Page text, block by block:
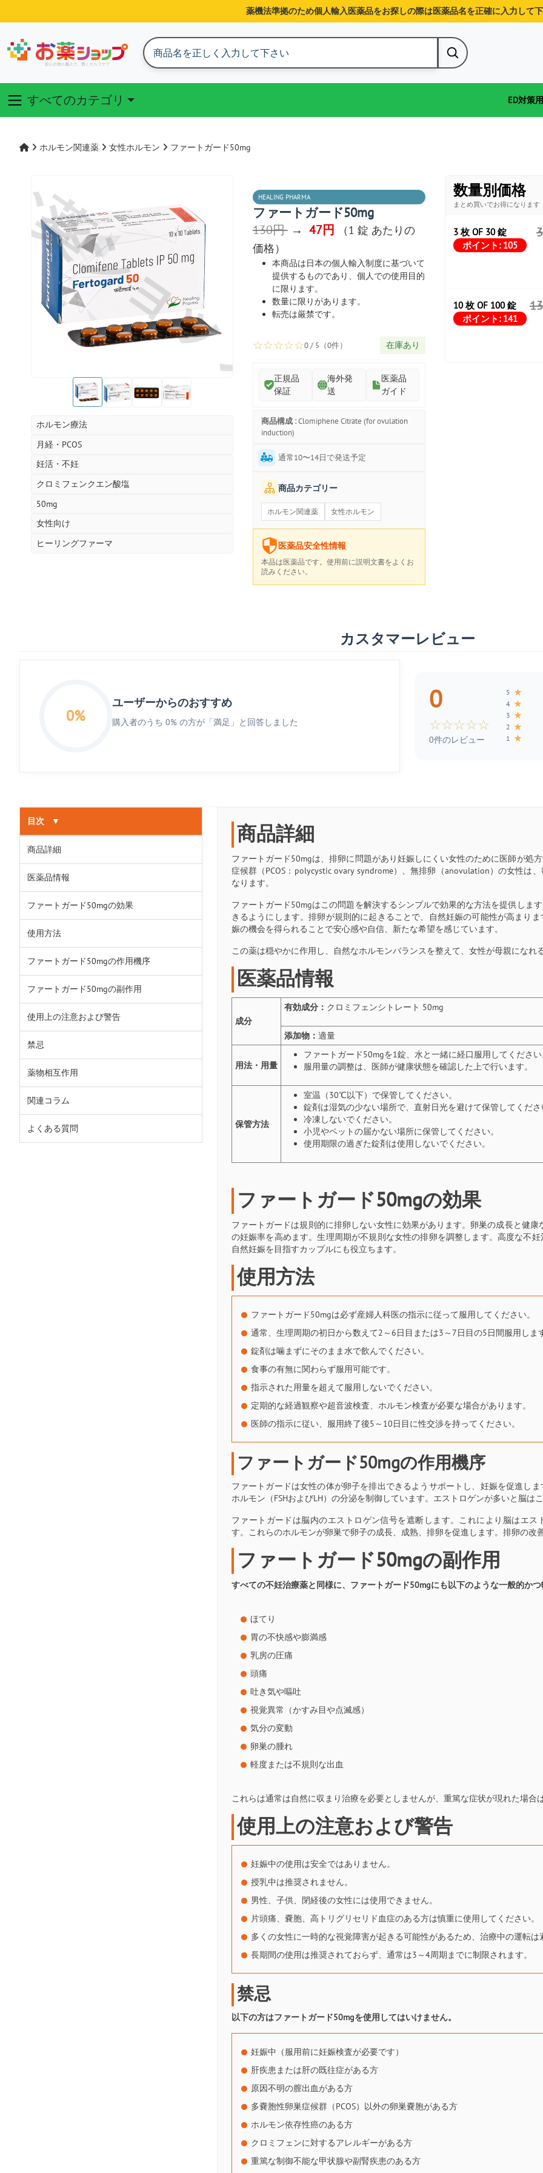
薬機法準拠のため個人輸入医薬品をお探しの際は医薬品名を正確に入力して下
すべてのカテゴリ ED対策
ホルモン関連薬 女性ホルモン ファートガード50mg
ショップ
お薬ショップ お薬ショップ お薬ショップ お薬ショップ
ホルモン療法
月経・PCOS
妊活・不妊
クロミフェンクエン酸塩
50mg
女性向け
ヒーリングファーマ
HEALING PHARMA
ファートガード50mg
130円 → 47円
（1 錠 あたりの
価格）
本商品は日本の個人輸入制度に基づいて
提供するものであり、個人での使用目的
に限ります。
数量に限りがあります。
転売は厳禁です。
☆☆☆☆☆0 / 5（0件） 在庫あり
正規品
保証
海外発
送
医薬品
ガイド
商品構成 : Clomiphene Citrate (for ovulation
induction)
通常10〜14日で発送予定
商品カテゴリー
ホルモン関連薬 女性ホルモン
医薬品安全性情報
本品は医薬品です。使用前に説明文書をよくお
読みください。
数量別価格
まとめ買いでお得になります
3 枚 OF 30 錠
ポイント: 105
10 枚 OF 100 錠
ポイント: 141
カスタマーレビュー
0%
ユーザーからのおすすめ
購入者のうち 0% の方が「満足」と回答しました
0
☆☆☆☆☆
0件のレビュー
5 ★
4 ★
3 ★
2 ★
1
★
目次 ▼
商品詳細
医薬品情報
ファートガード50mgの効果
使用方法
ファートガード50mgの作用機序
ファートガード50mgの副作用
使用上の注意および警告
禁忌
薬物相互作用
関連コラム
よくある質問
商品詳細
ファートガード50mgは、排卵に問題があり妊娠しにくい女性のために医師が処
症候群（PCOS：polycystic ovary syndrome）、無排卵（anovulation）の女性は
なります。
ファートガード50mgはこの問題を解決するシンプルで効果的な方法を提供しま
きるようにします。排卵が規則的に起きることで、自然妊娠の可能性が高まり
娠の機会を得られることで安心感や自信、新たな希望を感じています。
この薬は穏やかに作用し、自然なホルモンバランスを整えて、女性が母親になれ
医薬品情報
成分
有効成分： クロミフェンシトレート 50mg
添加物： 適量
用法・用量
ファートガード50mgを1錠、水と一緒に経口服用してください
服用量の調整は、医師が健康状態を確認した上で行います。
保管方法
室温（30℃以下）で保管してください。
錠剤は湿気の少ない場所で、直射日光を避けて保管してくださ
冷凍しないでください。
小児やペットの届かない場所に保管してください。
使用期限の過ぎた錠剤は使用しないでください。
ファートガード50mgの効果
ファートガードは規則的に排卵しない女性に効果があります。卵巣の成長と健
の妊娠率を高めます。生理周期が不規則な女性の排卵を調整します。高度な不
自然妊娠を目指すカップルにも役立ちます。
使用方法
ファートガード50mgは必ず産婦人科医の指示に従って服用してください。
通常、生理周期の初日から数えて2～6日目または3～7日目の5日間服用しま
錠剤は噛まずにそのまま水で飲んでください。
食事の有無に関わらず服用可能です。
指示された用量を超えて服用しないでください。
定期的な経過観察や超音波検査、ホルモン検査が必要な場合があります。
医師の指示に従い、服用終了後5～10日目に性交渉を持ってください。
ファートガード50mgの作用機序
ファートガードは女性の体が卵子を排出できるようサポートし、妊娠を促進し
ホルモン（FSHおよびLH）の分泌を制御しています。エストロゲンが多いと脳は
ファートガードは脳内のエストロゲン信号を遮断します。これにより脳はエス
す。これらのホルモンが卵巣で卵子の成長、成熟、排卵を促進します。排卵の改
ファートガード50mgの副作用
すべての不妊治療薬と同様に、ファートガード50mgにも以下のような一般的かつ
ほてり
胃の不快感や膨満感
乳房の圧痛
頭痛
吐き気や嘔吐
視覚異常（かすみ目や点滅感）
気分の変動
卵巣の腫れ
軽度または不規則な出血
これらは通常は自然に収まり治療を必要としませんが、重篤な症状が現れた場合
使用上の注意および警告
妊娠中の使用は安全ではありません。
授乳中は推奨されません。
男性、子供、閉経後の女性には使用できません。
片頭痛、嚢胞、高トリグリセリド血症のある方は慎重に使用してください。
多くの女性に一時的な視覚障害が起きる可能性があるため、治療中の運転は
長期間の使用は推奨されておらず、通常は3～4周期までに制限されます。
禁忌
以下の方はファートガード50mgを使用してはいけません。
妊娠中（服用前に妊娠検査が必要です）
肝疾患または肝の既往症がある方
原因不明の膣出血がある方
多嚢胞性卵巣症候群（PCOS）以外の卵巣嚢胞がある方
ホルモン依存性癌のある方
クロミフェンに対するアレルギーがある方
重篤な制御不能な甲状腺や副腎疾患のある方